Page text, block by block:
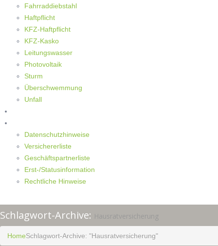
Fahrraddiebstahl
Haftpflicht
KFZ-Haftpflicht
KFZ-Kasko
Leitungswasser
Photovoltaik
Sturm
Überschwemmung
Unfall
Datenschutzhinweise
Versichererliste
Geschäftspartnerliste
Erst-/Statusinformation
Rechtliche Hinweise
Schlagwort-Archive: Hausratversicherung
HomeSchlagwort-Archive: "Hausratversicherung"